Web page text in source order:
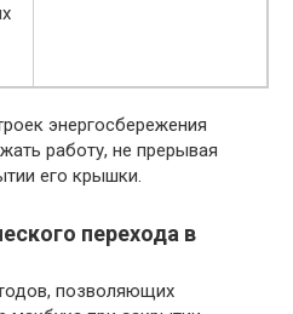
энергосбережения
работу, не прерывая
его крышки.
перехода в
позволяющих